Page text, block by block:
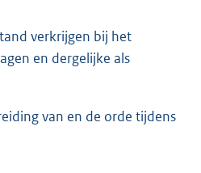
verkrijgen bij het
en dergelijke als
van en de orde tijdens